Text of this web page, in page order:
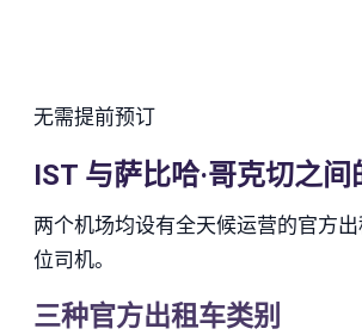
无需提前预订
IST 与萨比哈·哥克切之
两个机场均设有全天候运营的官方
位司机。
三种官方出租车类别